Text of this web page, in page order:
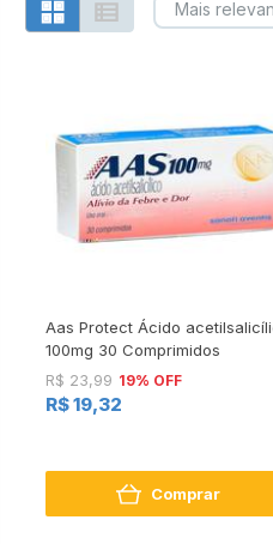
Aas Protect Ácido
100mg 30 Comprimidos
R$ 23,99 19% OFF
R$ 19,32
Comprar